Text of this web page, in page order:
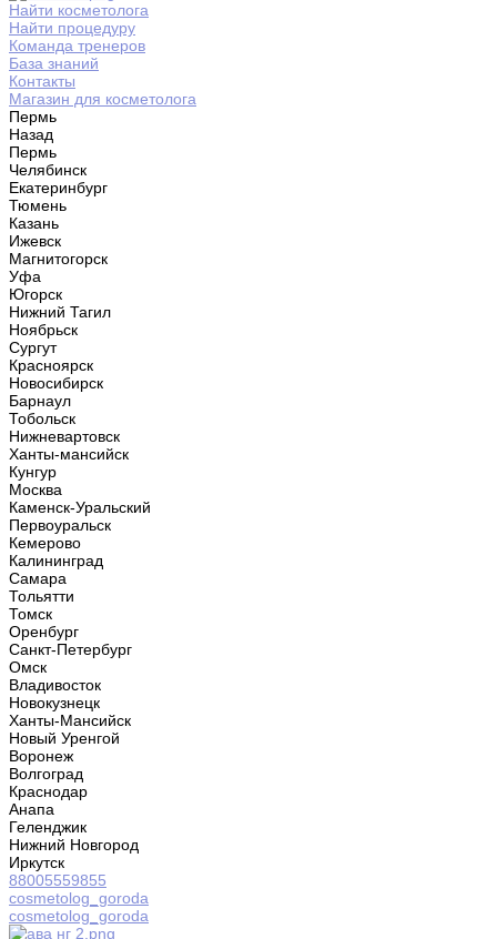
Найти косметолога
Найти процедуру
Команда тренеров
База знаний
Контакты
Магазин для косметолога
Пермь
Назад
Пермь
Челябинск
Екатеринбург
Тюмень
Казань
Ижевск
Магнитогорск
Уфа
Югорск
Нижний Тагил
Ноябрьск
Сургут
Красноярск
Новосибирск
Барнаул
Тобольск
Нижневартовск
Ханты-мансийск
Кунгур
Москва
Каменск-Уральский
Первоуральск
Кемерово
Калининград
Самара
Тольятти
Томск
Оренбург
Санкт-Петербург
Омск
Владивосток
Новокузнецк
Ханты-Мансийск
Новый Уренгой
Воронеж
Волгоград
Краснодар
Анапа
Геленджик
Нижний Новгород
Иркутск
88005559855
cosmetolog_goroda
cosmetolog_goroda